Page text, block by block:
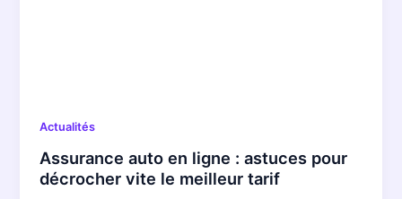
Actualités
Assurance auto en ligne : astuces pour
décrocher vite le meilleur tarif